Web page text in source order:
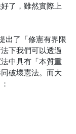
了，雖然實際上
出了「修憲有界限
下我們可以透過
中具有「本質重
破壞憲法。而大